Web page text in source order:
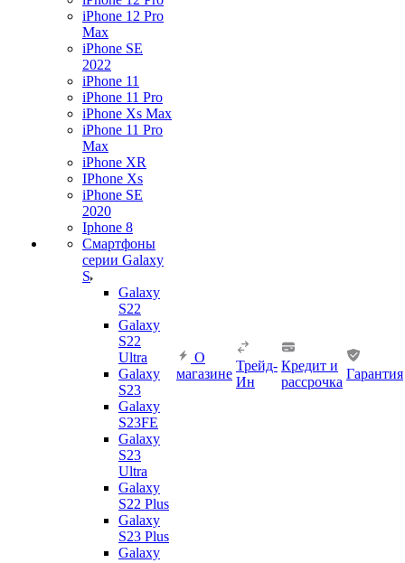
iPhone 12 Pro
Max
iPhone SE
2022
iPhone 11
iPhone 11 Pro
iPhone Xs Max
iPhone 11 Pro
Max
iPhone XR
IPhone Xs
iPhone SE
2020
Iphone 8
Смартфоны
серии Galaxy
S
Galaxy
S22
Galaxy
S22
Ultra
Galaxy
S23
Galaxy
S23FE
Galaxy
S23
Ultra
Galaxy
S22 Plus
Galaxy
S23 Plus
Galaxy
О
магазине
Трейд-
Ин
Кредит и
рассрочка
Гарантия